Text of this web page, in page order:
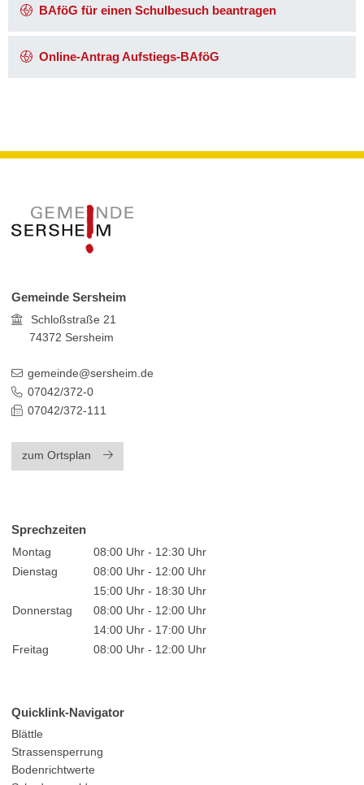
BAföG für einen Schulbesuch beantragen
Online-Antrag Aufstiegs-BAföG
Gemeinde Sersheim
Schloßstraße 21
74372 Sersheim
gemeinde@sersheim.de
07042/372-0
07042/372-111
zum Ortsplan
Sprechzeiten
Montag
08:00 Uhr - 12:30 Uhr
Dienstag
08:00 Uhr - 12:00 Uhr
15:00 Uhr - 18:30 Uhr
Donnerstag
08:00 Uhr - 12:00 Uhr
14:00 Uhr - 17:00 Uhr
Freitag
08:00 Uhr - 12:00 Uhr
Quicklink-Navigator
Blättle
Strassensperrung
Bodenrichtwerte